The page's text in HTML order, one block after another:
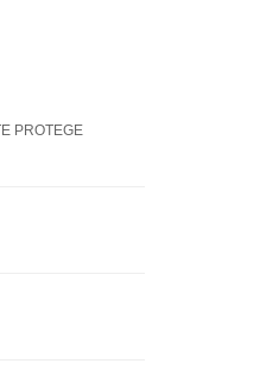
PROTEGE